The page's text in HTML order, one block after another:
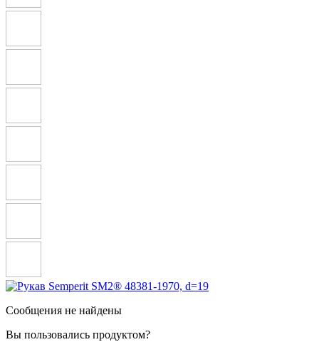
Сообщения не найдены
Вы пользовались продуктом?